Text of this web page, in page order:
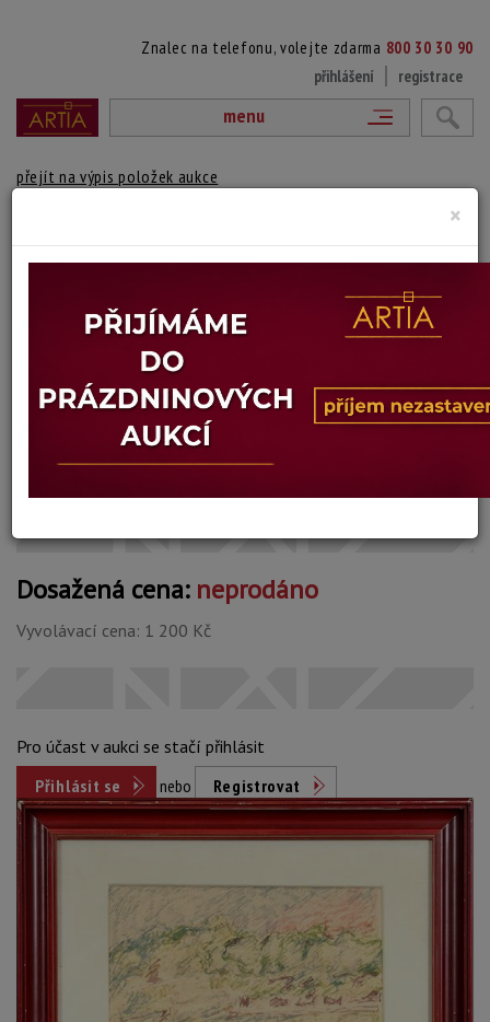
Znalec na telefonu, volejte zdarma 800 30 30 90
přihlášení
registrace
menu
přejít na výpis položek aukce
(1898 Praha - 1995 Praha)
Signováno vpravo dole, paspartováno, zaskleno a rámováno.
Šířka: 27 cm, výška: 18 cm, rámování: 35 x 44 cm
Dosažená cena: neprodáno
Vyvolávací cena: 1 200 Kč
Pro účast v aukci se stačí přihlásit
Přihlásit se
nebo Registrovat
×